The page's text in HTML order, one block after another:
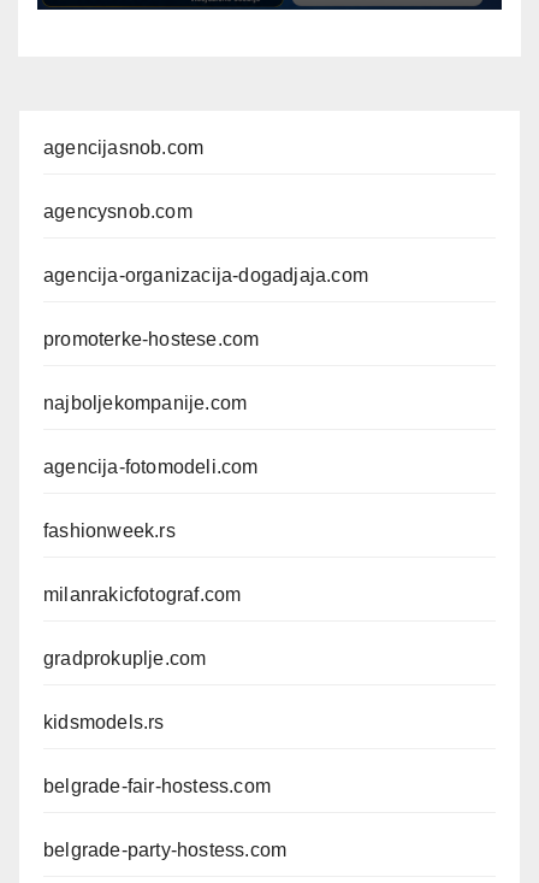
agencijasnob.com
agencysnob.com
agencija-organizacija-dogadjaja.com
promoterke-hostese.com
najboljekompanije.com
agencija-fotomodeli.com
fashionweek.rs
milanrakicfotograf.com
gradprokuplje.com
kidsmodels.rs
belgrade-fair-hostess.com
belgrade-party-hostess.com